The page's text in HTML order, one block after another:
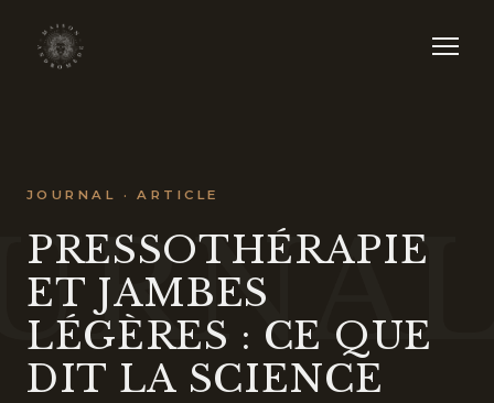
JOURNAL · ARTICLE
PRESSOTHÉRAPIE
ET JAMBES
LÉGÈRES : CE QUE
DIT LA SCIENCE